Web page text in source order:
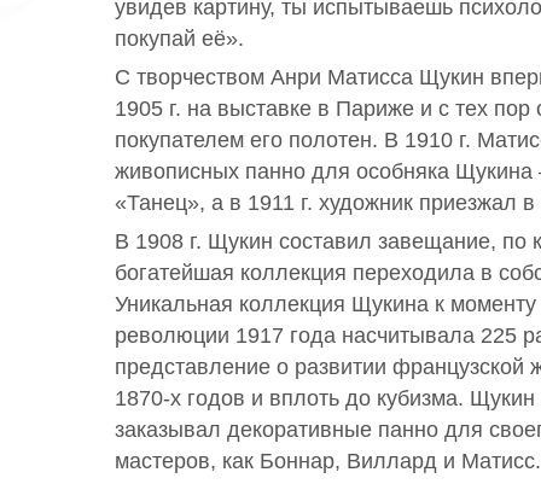
увидев картину, ты испытываешь
покупай её».
С творчеством Анри Матисса Щукин
1905 г. на выставке в Париже и с тех
покупателем его полотен. В 1910 г.
живописных панно для особняка
«Танец», а в 1911 г. художник приезжал
В 1908 г. Щукин составил завещание, по
богатейшая коллекция переходила в
Уникальная коллекция Щукина к
революции 1917 года насчитывала 225
представление о развитии французской
1870-х годов и вплоть до кубизма.
заказывал декоративные панно для
мастеров, как Боннар, Виллард и Матисс.